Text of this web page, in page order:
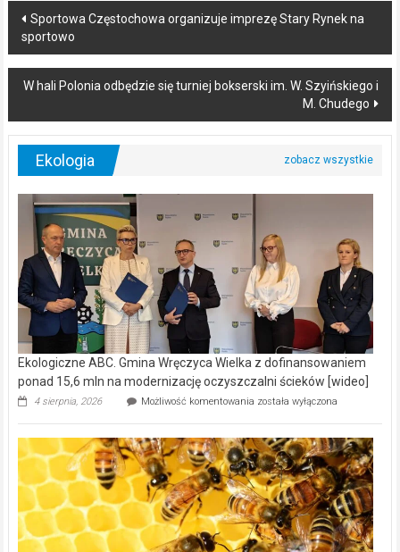
Post
navigation
Sportowa Częstochowa organizuje imprezę Stary Rynek na
sportowo
W hali Polonia odbędzie się turniej bokserski im. W. Szyińskiego i
M. Chudego
Ekologia
Ekologiczne ABC. Gmina Wręczyca Wielka z dofinansowaniem
ponad 15,6 mln na modernizację oczyszczalni ścieków [wideo]
4 sierpnia, 2026 Możliwość komentowania Ekologiczne
Wręczyca
Wielka
z
dofinansowaniem
ponad
15,6
mln
na
została wyłączona